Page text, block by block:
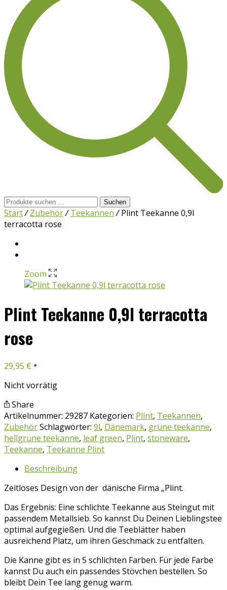
Suchen
nach:
Suchen
Start/ Zubehör/ Teekannen /Plint Teekanne 0,9l
terracotta rose
Zoom
Plint Teekanne 0,9l terracotta
rose
29,95 € *
Nicht vorrätig
Share
Artikelnummer: 29287 Kategorien: Plint, Teekannen,
ZubehörSchlagwörter: 9l, Dänemark, grüne teekanne,
hellgrüne teekanne, leaf green, Plint, stoneware,
Teekanne, Teekanne Plint
Beschreibung
Zeitloses Design von der dänische Firma „Plint.
Das Ergebnis: Eine schlichte Teekanne aus Steingut mit
passendem Metallsieb. So kannst Du Deinen Lieblingstee
optimal aufgegießen. Und die Teeblätter haben
ausreichend Platz, um ihren Geschmack zu entfalten.
Die Kanne gibt es in 5 schlichten Farben. Für jede Farbe
kannst Du auch ein passendes Stövchen bestellen. So
bleibt Dein Tee lang genug warm.